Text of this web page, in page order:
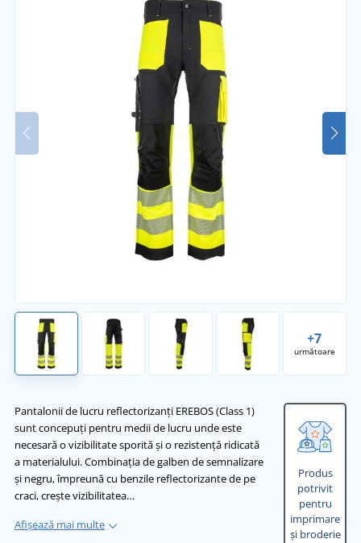
+7
următoare
Pantalonii de lucru reflectorizanți EREBOS (Class 1)
sunt concepuți pentru medii de lucru unde este
necesară o vizibilitate sporită și o rezistență ridicată
a materialului. Combinația de galben de semnalizare
și negru, împreună cu benzile reflectorizante de pe
craci, crește vizibilitatea…
Afișează mai multe
Produs
potrivit
pentru
imprimare
și broderie